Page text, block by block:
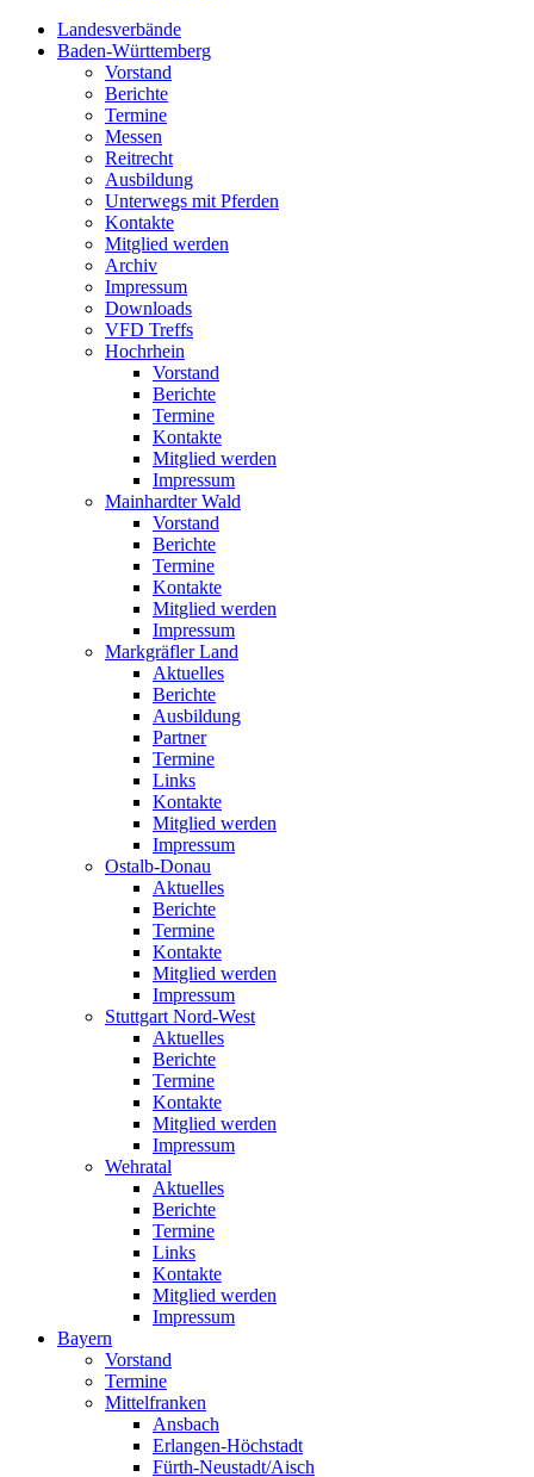
Landesverbände
Baden-Württemberg
Vorstand
Berichte
Termine
Messen
Reitrecht
Ausbildung
Unterwegs mit Pferden
Kontakte
Mitglied werden
Archiv
Impressum
Downloads
VFD Treffs
Hochrhein
Vorstand
Berichte
Termine
Kontakte
Mitglied werden
Impressum
Mainhardter Wald
Vorstand
Berichte
Termine
Kontakte
Mitglied werden
Impressum
Markgräfler Land
Aktuelles
Berichte
Ausbildung
Partner
Termine
Links
Kontakte
Mitglied werden
Impressum
Ostalb-Donau
Aktuelles
Berichte
Termine
Kontakte
Mitglied werden
Impressum
Stuttgart Nord-West
Aktuelles
Berichte
Termine
Kontakte
Mitglied werden
Impressum
Wehratal
Aktuelles
Berichte
Termine
Links
Kontakte
Mitglied werden
Impressum
Bayern
Vorstand
Termine
Mittelfranken
Ansbach
Erlangen-Höchstadt
Fürth-Neustadt/Aisch